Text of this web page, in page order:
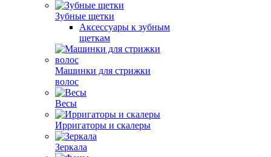
Зубные щетки
Аксессуары к зубным
щеткам
Машинки для стрижки
волос
Весы
Ирригаторы и скалеры
Зеркала